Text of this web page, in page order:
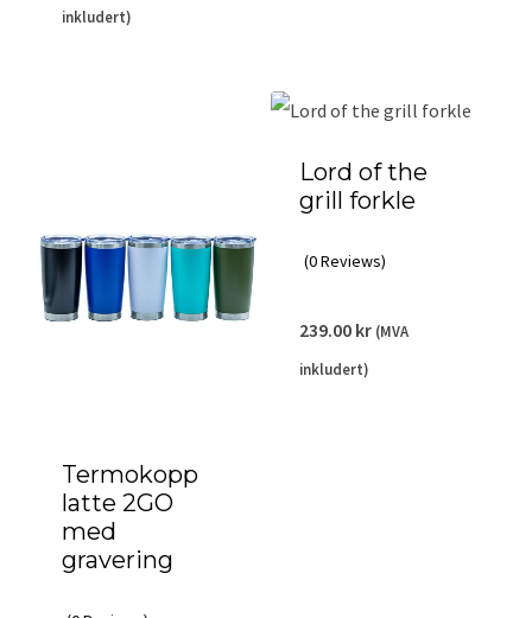
inkludert)
Termokopp
latte 2GO
med
gravering
Lord of the
grill forkle
(0 Reviews)
239.00 kr (MVA
inkludert)